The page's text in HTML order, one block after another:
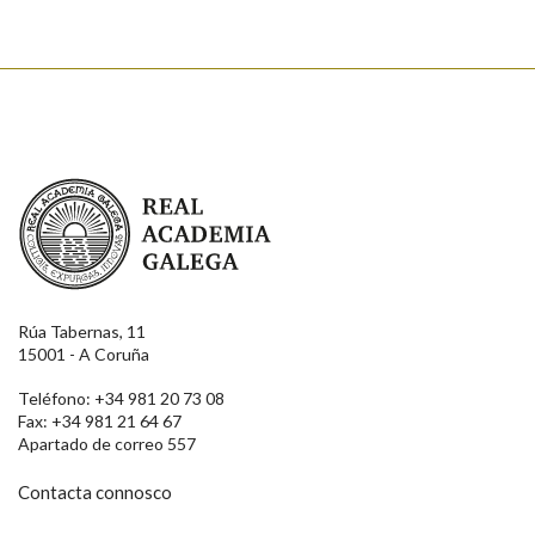
Real Academia Galega
Rúa Tabernas, 11
15001 - A Coruña
Teléfono: +34 981 20 73 08
Fax: +34 981 21 64 67
Apartado de correo 557
Contacta connosco